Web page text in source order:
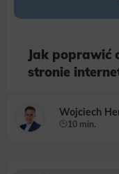
Jak poprawić
stronie
Wojciech
10 min.